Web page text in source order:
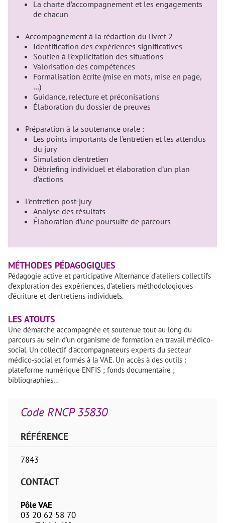
La charte d’accompagnement et les engagements
de chacun
Accompagnement à la rédaction du livret 2
Identification des expériences significatives
Soutien à l’explicitation des situations
Valorisation des compétences
Formalisation écrite (mise en mots, mise en page,
…)
Guidance, relecture et préconisations
Élaboration du dossier de preuves
Préparation à la soutenance orale :
Les points importants de l’entretien et les attendus
du jury
Simulation d’entretien
Débriefing individuel et élaboration d’un plan
d’actions
L’entretien post-jury
Analyse des résultats
Élaboration d’une poursuite de parcours
MÉTHODES PÉDAGOGIQUES
Pédagogie active et participative Alternance d’ateliers collectifs
d’exploration des expériences, d’ateliers méthodologiques
d’écriture et d’entretiens individuels.
LES ATOUTS
Une démarche accompagnée et soutenue tout au long du
parcours au sein d’un organisme de formation en travail médico-
social. Un collectif d’accompagnateurs experts du secteur
médico-social et formés à la VAE. Un accès à des outils :
plateforme numérique ENFIS ; fonds documentaire ;
bibliographies…
Code RNCP 35830
RÉFÉRENCE
7843
CONTACT
Pôle VAE
03 20 62 58 70